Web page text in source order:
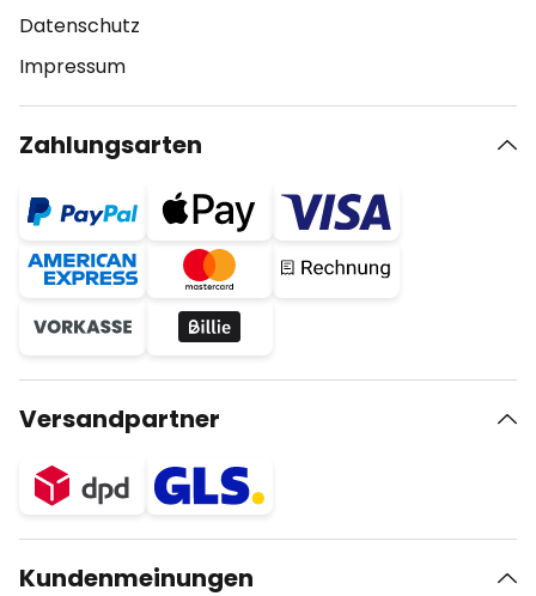
Datenschutz
Impressum
Zahlungsarten
Versandpartner
Kundenmeinungen